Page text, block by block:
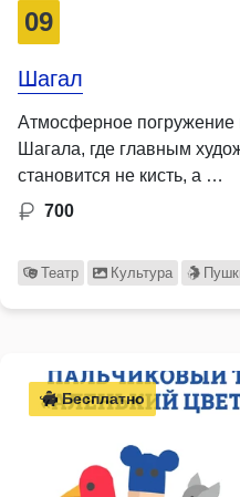
09
Шагал
Атмосферное погружение
Шагала, где главным
становится не кисть, а …
700
Театр Культура
Бесплатно